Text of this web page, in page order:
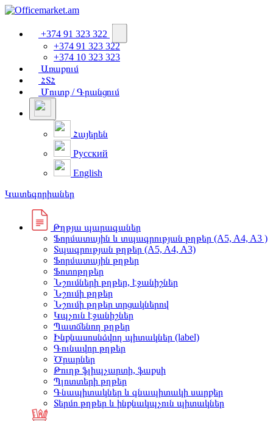
+374 91 323 322
+374 91 323 322
+374 10 323 323
Առաքում
ՀՏՀ
Մուտք / Գրանցում
Հայերեն
Русский
English
Կատեգորիաներ
Թղթյա պարագաներ
Ֆորմատային և տպագրության թղթեր (A5, A4, A3 )
Տպագրության թղթեր (A5, A4, A3)
Ֆորմատային թղթեր
Ֆոտոթղթեր
Նշումների թղթեր, էջանիշներ
Նշումի թղթեր
Նշումի թղթեր տրցակներով
Կպչուն էջանիշներ
Պատճենող թղթեր
Ինքնասոսնձվող պիտակներ (label)
Գունավոր թղթեր
Ծրարներ
Թուղթ ֆլիպչարտի, ֆաքսի
Պլոտտերի թղթեր
Գնապիտակներ և գնապիտակի սարքեր
Տերմո թղթեր և ինքնակպչուն պիտակներ